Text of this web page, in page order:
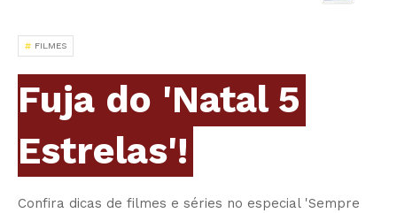
FILMES
Fuja do 'Natal 5
Estrelas'!
Confira dicas de filmes e séries no especial 'Sempre